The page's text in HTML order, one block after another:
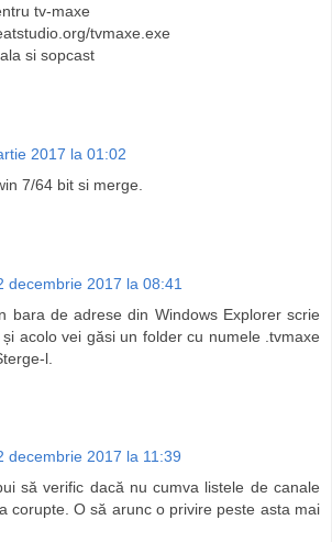
tv-maxe
tvmaxe.exe
si sopcast
2017 la 01:02
7/64 bit si merge.
decembrie 2017 la 08:41
bara de adrese din Windows Explorer scrie
și acolo vei găsi un folder cu numele .tvmaxe
l.
decembrie 2017 la 11:39
să verific dacă nu cumva listele de canale
corupte. O să arunc o privire peste asta mai